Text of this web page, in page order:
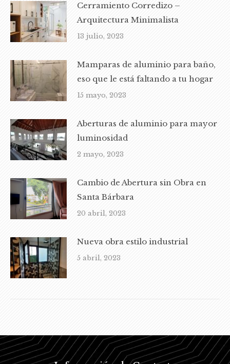
Cerramiento Corredizo –
Arquitectura Minimalista
13 julio, 2023
Mamparas de aluminio para baño,
eso que le está faltando a tu hogar
15 mayo, 2023
Aberturas de aluminio para mayor
luminosidad
2 mayo, 2023
Cambio de Abertura sin Obra en
Santa Bárbara
20 abril, 2023
Nueva obra estilo industrial
5 abril, 2023